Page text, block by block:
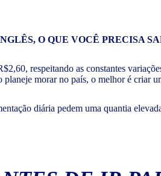
respeitando as constantes
planeje morar no país, o melhor é criar
diária pedem uma quantia